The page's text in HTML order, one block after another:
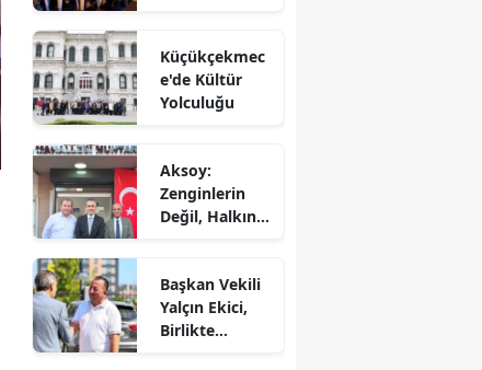
Küçükçekmec
e'de Kültür
Yolculuğu
Aksoy:
Zenginlerin
Değil, Halkın
Başkan Vekili
Yalçın Ekici,
Birlikte